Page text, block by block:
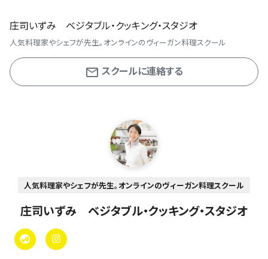
庄司いずみ ベジタブル・クッキング・スタジオ
人気料理家やシェフが先生。オンラインのヴィーガン料理スクール
スクールに連絡する
人気料理家やシェフが先生。オンラインのヴィーガン料理スクール
庄司いずみ ベジタブル・クッキング・スタジオ